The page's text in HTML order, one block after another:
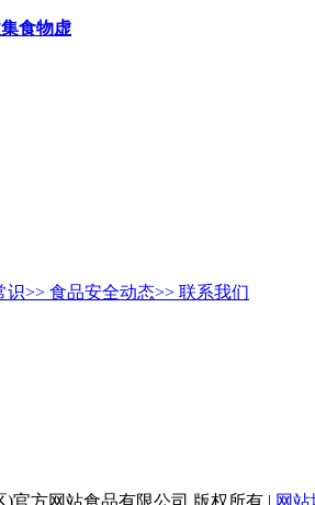
食物虚
识>> 食品安全动态>> 联系我们
)官方网站食品有限公司 版权所有 | 网站